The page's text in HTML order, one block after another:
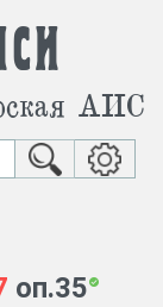
АИС
оп.35